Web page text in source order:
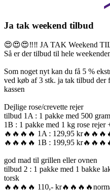
Ja tak weekend tilbud
😍😍😍‼️‼️ JA TAK Weekend
Så er der tilbud til hele
Som noget nyt kan du få 5 %
ved køb af 3 stk. ja tak tilbud
kassen
Dejlige rose/crevette rejer
tilbud 1A : 1 pakke med 500
1B : 1 pakke med 1 kg rose rejer
🔥🔥🔥🔥 1A : 129,95
🔥🔥🔥🔥 1B : 199,95
god mad til grillen eller ovnen
tilbud 2 : 1 pakke med 1 bakke
torsk
🔥🔥🔥🔥 110,-